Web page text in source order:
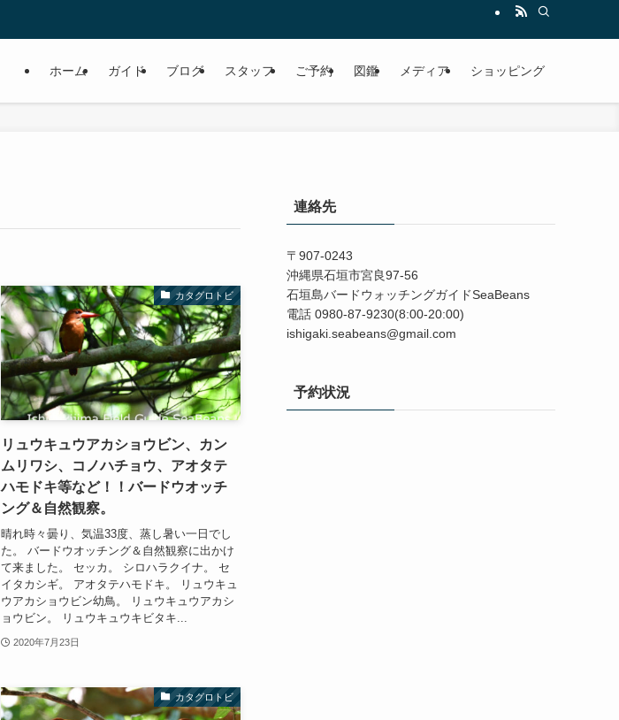
ホーム ガイド ブログ スタッフ ご予約 図鑑 メディア ショッピング
カタグロトビ
リュウキュウアカショウビン、カン
ムリワシ、コノハチョウ、アオタテ
ハモドキ等など！！バードウオッチ
ング＆自然観察。
晴れ時々曇り、気温33度、蒸し暑い一日でし
た。 バードウオッチング＆自然観察に出かけ
て来ました。 セッカ。 シロハラクイナ。 セ
イタカシギ。 アオタテハモドキ。 リュウキュ
ウアカショウビン幼鳥。 リュウキュウアカシ
ョウビン。 リュウキュウキビタキ...
2020年7月23日
カタグロトビ
連絡先
〒907-0243
沖縄県石垣市宮良97-56
石垣島バードウォッチングガイドSeaBeans
電話 0980-87-9230(8:00-20:00)
ishigaki.seabeans@gmail.com
予約状況